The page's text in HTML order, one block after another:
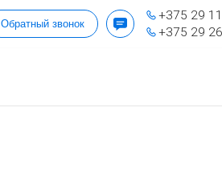
Обратный звонок
+375 29
+375 29